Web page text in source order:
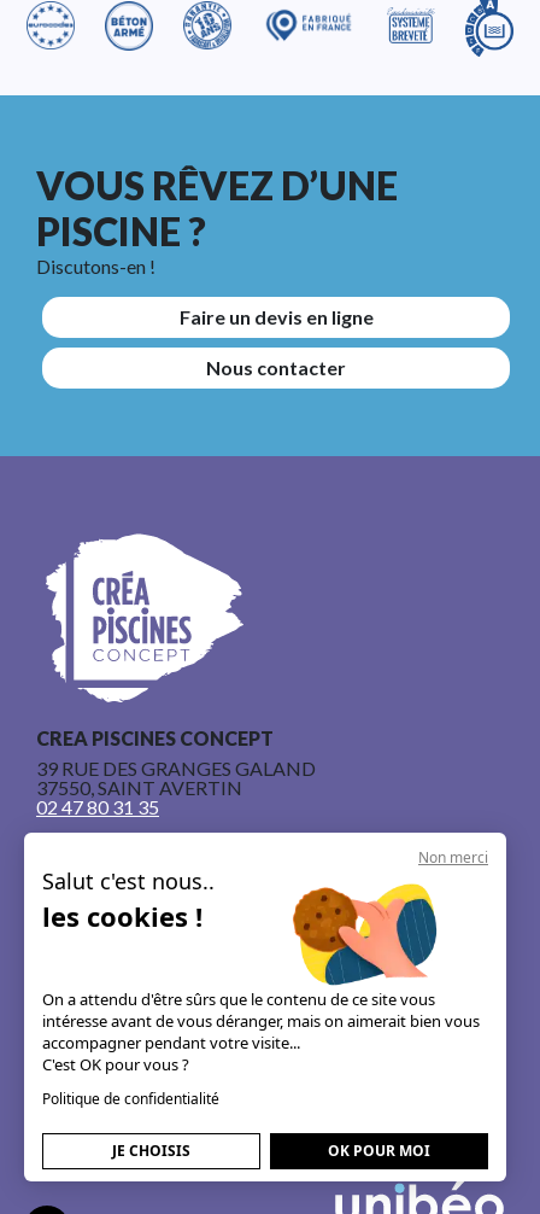
VOUS RÊVEZ D’UNE
PISCINE ?
Discutons-en !
Faire un devis en ligne
Nous contacter
CREA PISCINES CONCEPT
39 RUE DES GRANGES GALAND
37550, SAINT AVERTIN
02 47 80 31 35
Le concept
Les guides & astuces
Mentions légales
Non merci
Salut c'est nous..
les cookies !
On a attendu d'être sûrs que le contenu de ce site vous
intéresse avant de vous déranger, mais on aimerait bien vous
accompagner pendant votre visite...
C'est OK pour vous ?
Politique de confidentialité
JE CHOISIS OK POUR MOI